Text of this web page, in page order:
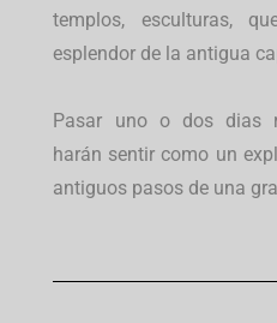
templos, esculturas,
esplendor de la antigua
Pasar uno o dos dias
harán sentir como un
antiguos pasos de una